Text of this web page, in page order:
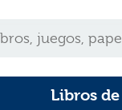
Libros